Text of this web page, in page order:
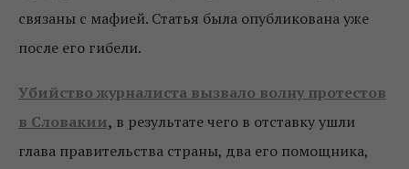
связаны с мафией. Статья была опубликована уже
после его гибели.
Убийство журналиста вызвало волну протестов
в Словакии, в результате чего в отставку ушли
глава правительства страны, два его помощника,